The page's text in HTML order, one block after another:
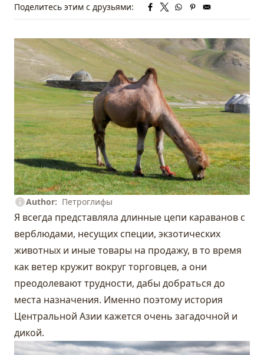
Поделитесь этим с друзьями:
Author Петроглифы
Я всегда представляла длинные цепи караванов с
верблюдами, несущих специи, экзотических
животных и иные товары на продажу, в то время
как ветер кружит вокруг торговцев, а они
преодолевают трудности, дабы добраться до
места назначения. Именно поэтому история
Центральной Азии кажется очень загадочной и
дикой.